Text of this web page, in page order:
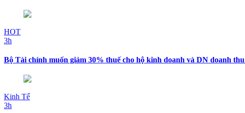
HOT
3h
Bộ Tài chính muốn giảm 30% thuế cho hộ kinh doanh và DN doanh
Kinh Tế
3h